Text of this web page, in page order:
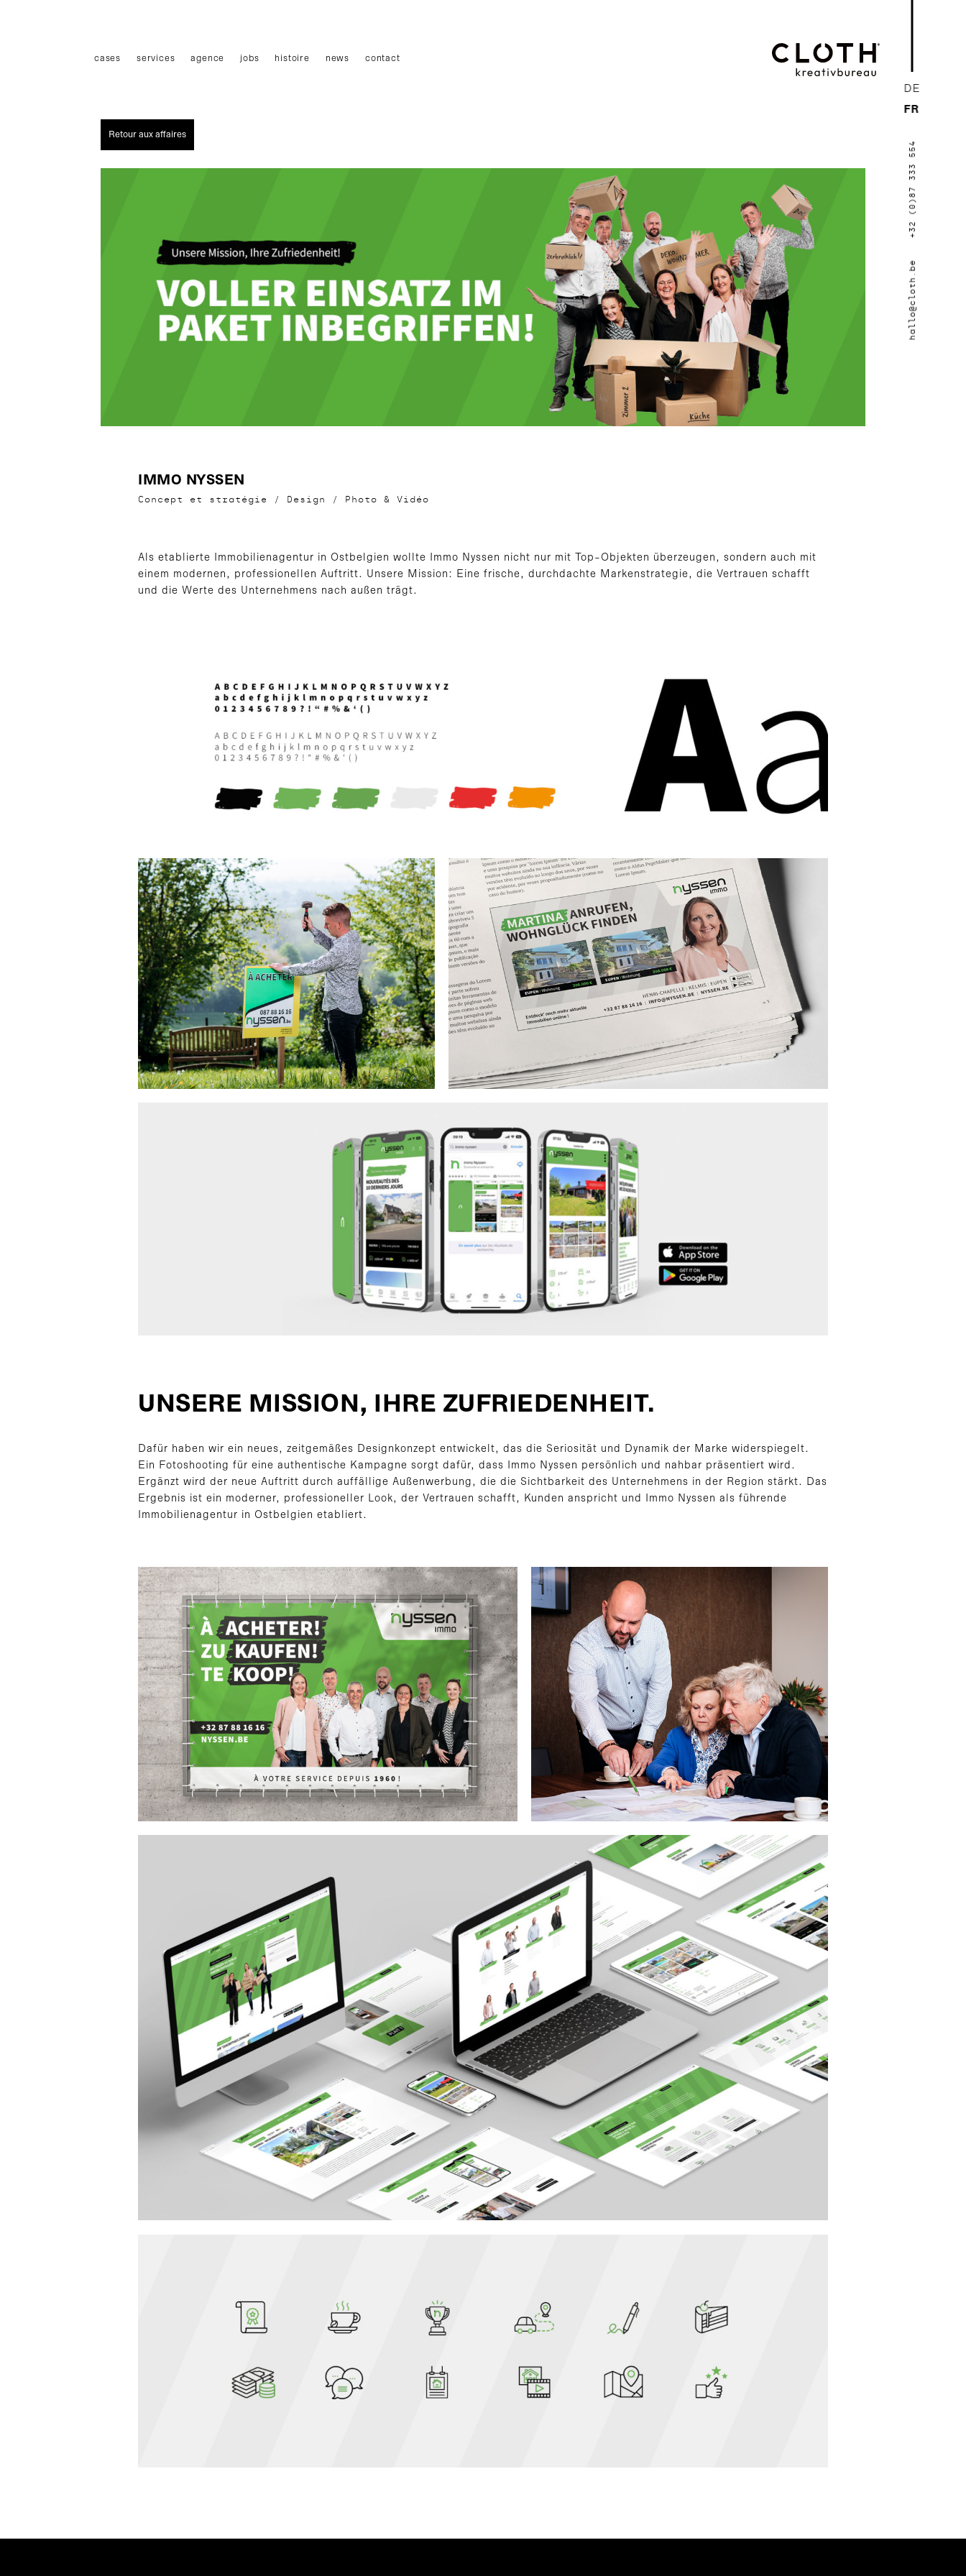
Haupmenü
cases services agence jobs histoire news contact
Werbeagentur
aus Eupen.
DE
FR
hallo@cloth.be
+32 (0)87 333 554
Retour aux affaires
IMMO NYSSEN
Concept et stratégie / Design / Photo & Vidéo
Als etablierte Immobilienagentur in Ostbelgien wollte Immo Nyssen nicht nur mit Top-Objekten überzeugen, sondern auch mit
einem modernen, professionellen Auftritt. Unsere Mission: Eine frische, durchdachte Markenstrategie, die Vertrauen schafft
und die Werte des Unternehmens nach außen trägt.
UNSERE MISSION, IHRE ZUFRIEDENHEIT.
Dafür haben wir ein neues, zeitgemäßes Designkonzept entwickelt, das die Seriosität und Dynamik der Marke widerspiegelt.
Ein Fotoshooting für eine authentische Kampagne sorgt dafür, dass Immo Nyssen persönlich und nahbar präsentiert wird.
Ergänzt wird der neue Auftritt durch auffällige Außenwerbung, die die Sichtbarkeit des Unternehmens in der Region stärkt. Das
Ergebnis ist ein moderner, professioneller Look, der Vertrauen schafft, Kunden anspricht und Immo Nyssen als führende
Immobilienagentur in Ostbelgien etabliert.